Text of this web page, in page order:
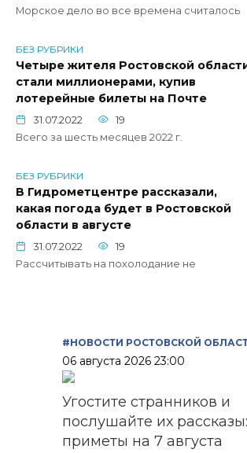
Морское дело во все времена считалось
БЕЗ РУБРИКИ
Четыре жителя Ростовской
стали миллионерами, купив
лотерейные билеты на Почте
31.07.2022
19
Всего за шесть месяцев 2022 г.
БЕЗ РУБРИКИ
В Гидрометцентре рассказали,
какая погода будет в Ростовской
области в августе
31.07.2022
19
Рассчитывать на похолодание не
#НОВОСТИ РОСТОВСКОЙ
06 августа 2026 23:00
Угостите странников и
послушайте их рассказы:
приметы на 7 августа